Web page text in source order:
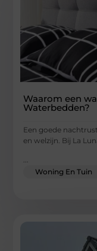
Waarom een
Waterbedden?
Een goede
en welzijn. Bij La
...
Woning En Tuin